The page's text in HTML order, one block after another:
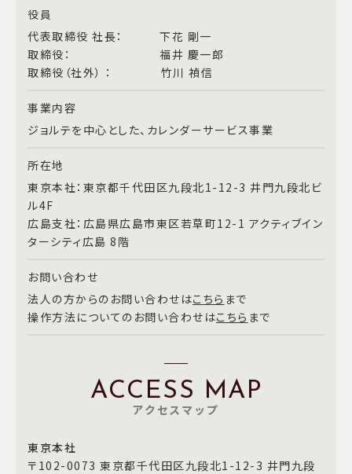
役員
代表取締役 社長： 下花 剛一
取締役： 福井 慶一郎
取締役（社外） ： 竹川 禎信
事業内容
ジョルテを中心とした、カレンダーサービス事業
所在地
東京本社：東京都千代田区九段北1-12-3 井門九段北ビ
ル4F
広島支社：広島県広島市東区若草町12-1 アクティブイン
ターシティ広島 8階
お問い合わせ
法人の方からのお問い合わせはこちら まで
操作方法についてのお問い合わせはこちら まで
ACCESS MAP
アクセスマップ
東京本社
〒102-0073 東京都千代田区九段北1-12-3 井門九段